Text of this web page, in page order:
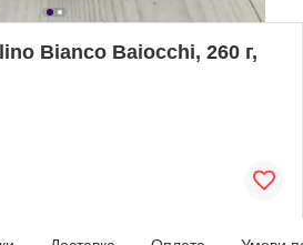
Bianco Baiocchi, 260 г,